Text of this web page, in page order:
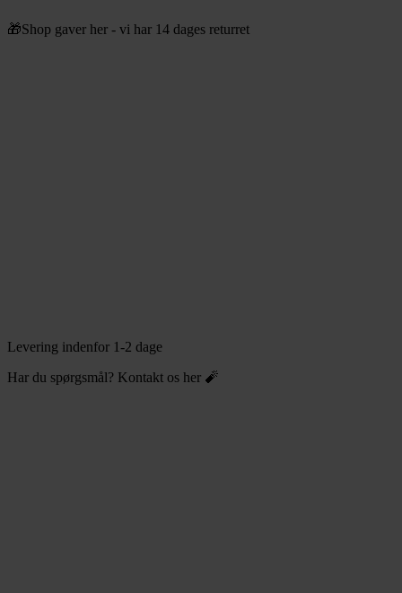
til
🎁Shop gaver her - vi har 14 dages returret
Levering indenfor 1-2 dage
Har du spørgsmål? Kontakt os her 🧨